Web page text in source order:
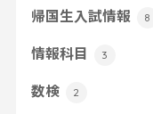
帰国生入試情報 8
情報科目 3
数検 2